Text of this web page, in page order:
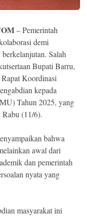
– Pemerintah
demi
Salah
Bupati Barru,
Koordinasi
kepada
Tahun 2025, yang
(11/6).
bahwa
awal dari
dan pemerintah
nyata yang
masyarakat ini